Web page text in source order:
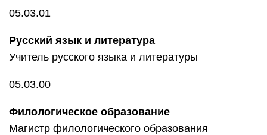
05.03.01
Русский язык и литература
Учитель русского языка и литературы
05.03.00
Филологическое образование
Магистр филологического образования